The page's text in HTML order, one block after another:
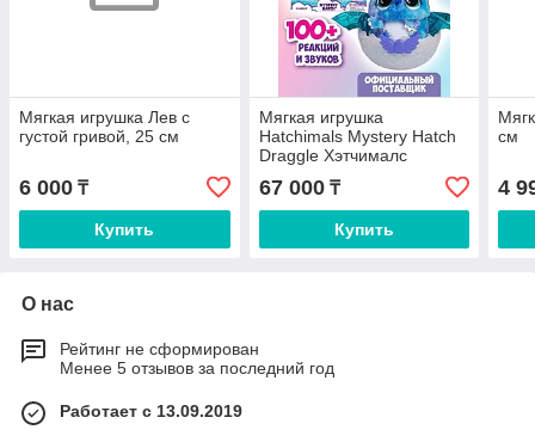
Мягкая игрушка Лев с
густой гривой, 25 см
6 000 ₸
Купить
Мягкая игрушка
Hatchimals Mystery Hatch
Draggle Хэтчималс
интерактивная игрушка-
сюрприз Дракон, 25 см
67 000₸
Купить
см
4
О нас
Рейтинг не сформирован
Менее 5 отзывов за последний год
Работает с 13.09.2019